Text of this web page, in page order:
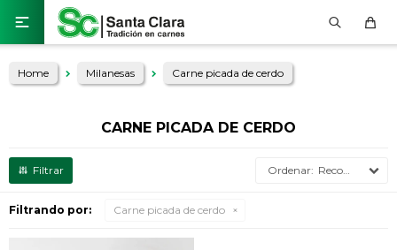

Home Milanesas Carne picada de cerdo
CARNE PICADA DE CERDO
Recomendados
Filtrando por: Carne picada de cerdo